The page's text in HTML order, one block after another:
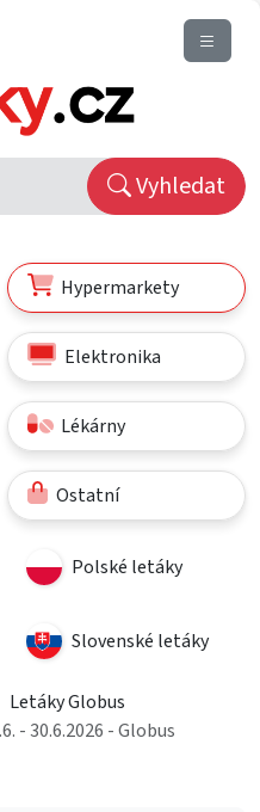
Vyhledat
Hypermarkety
Elektronika
Lékárny
Ostatní
Polské letáky
Slovenské letáky
Letáky Globus
- 30.6.2026 - Globus